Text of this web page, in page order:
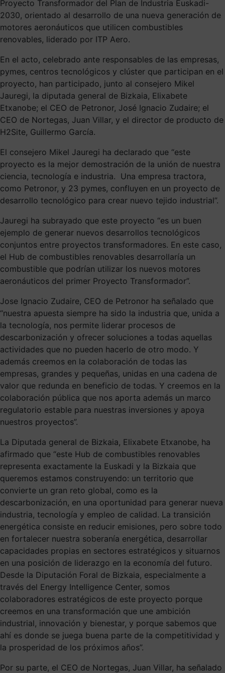
Proyecto Transformador del Plan de Industria Euskadi-
2030, orientado al desarrollo de una nueva generación de
motores aeronáuticos que utilicen combustibles
renovables, liderado por ITP Aero.
En el acto, celebrado ante responsables de las empresas,
pymes, centros tecnológicos y clúster que participan en el
proyecto, han participado, junto al consejero Mikel
Jauregi, la diputada general de Bizkaia, Elixabete
Etxanobe; el CEO de Petronor, José Ignacio Zudaire; el
CEO de Nortegas, Juan Villar, y el director de producto de
H2Site, Guillermo García.
El consejero Mikel Jauregi ha declarado que “este
proyecto es la mejor demostración de la unión de nuestra
ciencia, tecnología e industria. Una empresa tractora,
como Petronor, y 23 pymes, confluyen en un proyecto de
desarrollo tecnológico para crear nuevo tejido industrial”.
Jauregi ha subrayado que este proyecto “es un buen
ejemplo de generar nuevos desarrollos tecnológicos
conjuntos entre proyectos transformadores. En este caso,
el Hub de combustibles renovables desarrollaría un
combustible que podrían utilizar los nuevos motores
aeronáuticos del primer Proyecto Transformador”.
Jose Ignacio Zudaire, CEO de Petronor ha señalado que
“nuestra apuesta siempre ha sido la industria que, unida a
la tecnología, nos permite liderar procesos de
descarbonización y ofrecer soluciones a todas aquellas
actividades que no pueden hacerlo de otro modo. Y
además creemos en la colaboración de todas las
empresas, grandes y pequeñas, unidas en una cadena de
valor que redunda en beneficio de todas. Y creemos en la
colaboración pública que nos aporta además un marco
regulatorio estable para nuestras inversiones y apoya
nuestros proyectos”.
La Diputada general de Bizkaia, Elixabete Etxanobe, ha
afirmado que “este Hub de combustibles renovables
representa exactamente la Euskadi y la Bizkaia que
queremos estamos construyendo: un territorio que
convierte un gran reto global, como es la
descarbonización, en una oportunidad para generar nueva
industria, tecnología y empleo de calidad. La transición
energética consiste en reducir emisiones, pero sobre todo
en fortalecer nuestra soberanía energética, desarrollar
capacidades propias en sectores estratégicos y situarnos
en una posición de liderazgo en la economía del futuro.
Desde la Diputación Foral de Bizkaia, especialmente a
través del Energy Intelligence Center, somos
colaboradores estratégicos de este proyecto porque
creemos en una transformación que une ambición
industrial, innovación y bienestar, y porque sabemos que
ahí es donde se juega buena parte de la competitividad y
la prosperidad de los próximos años”.
Por su parte, el CEO de Nortegas, Juan Villar, ha señalado